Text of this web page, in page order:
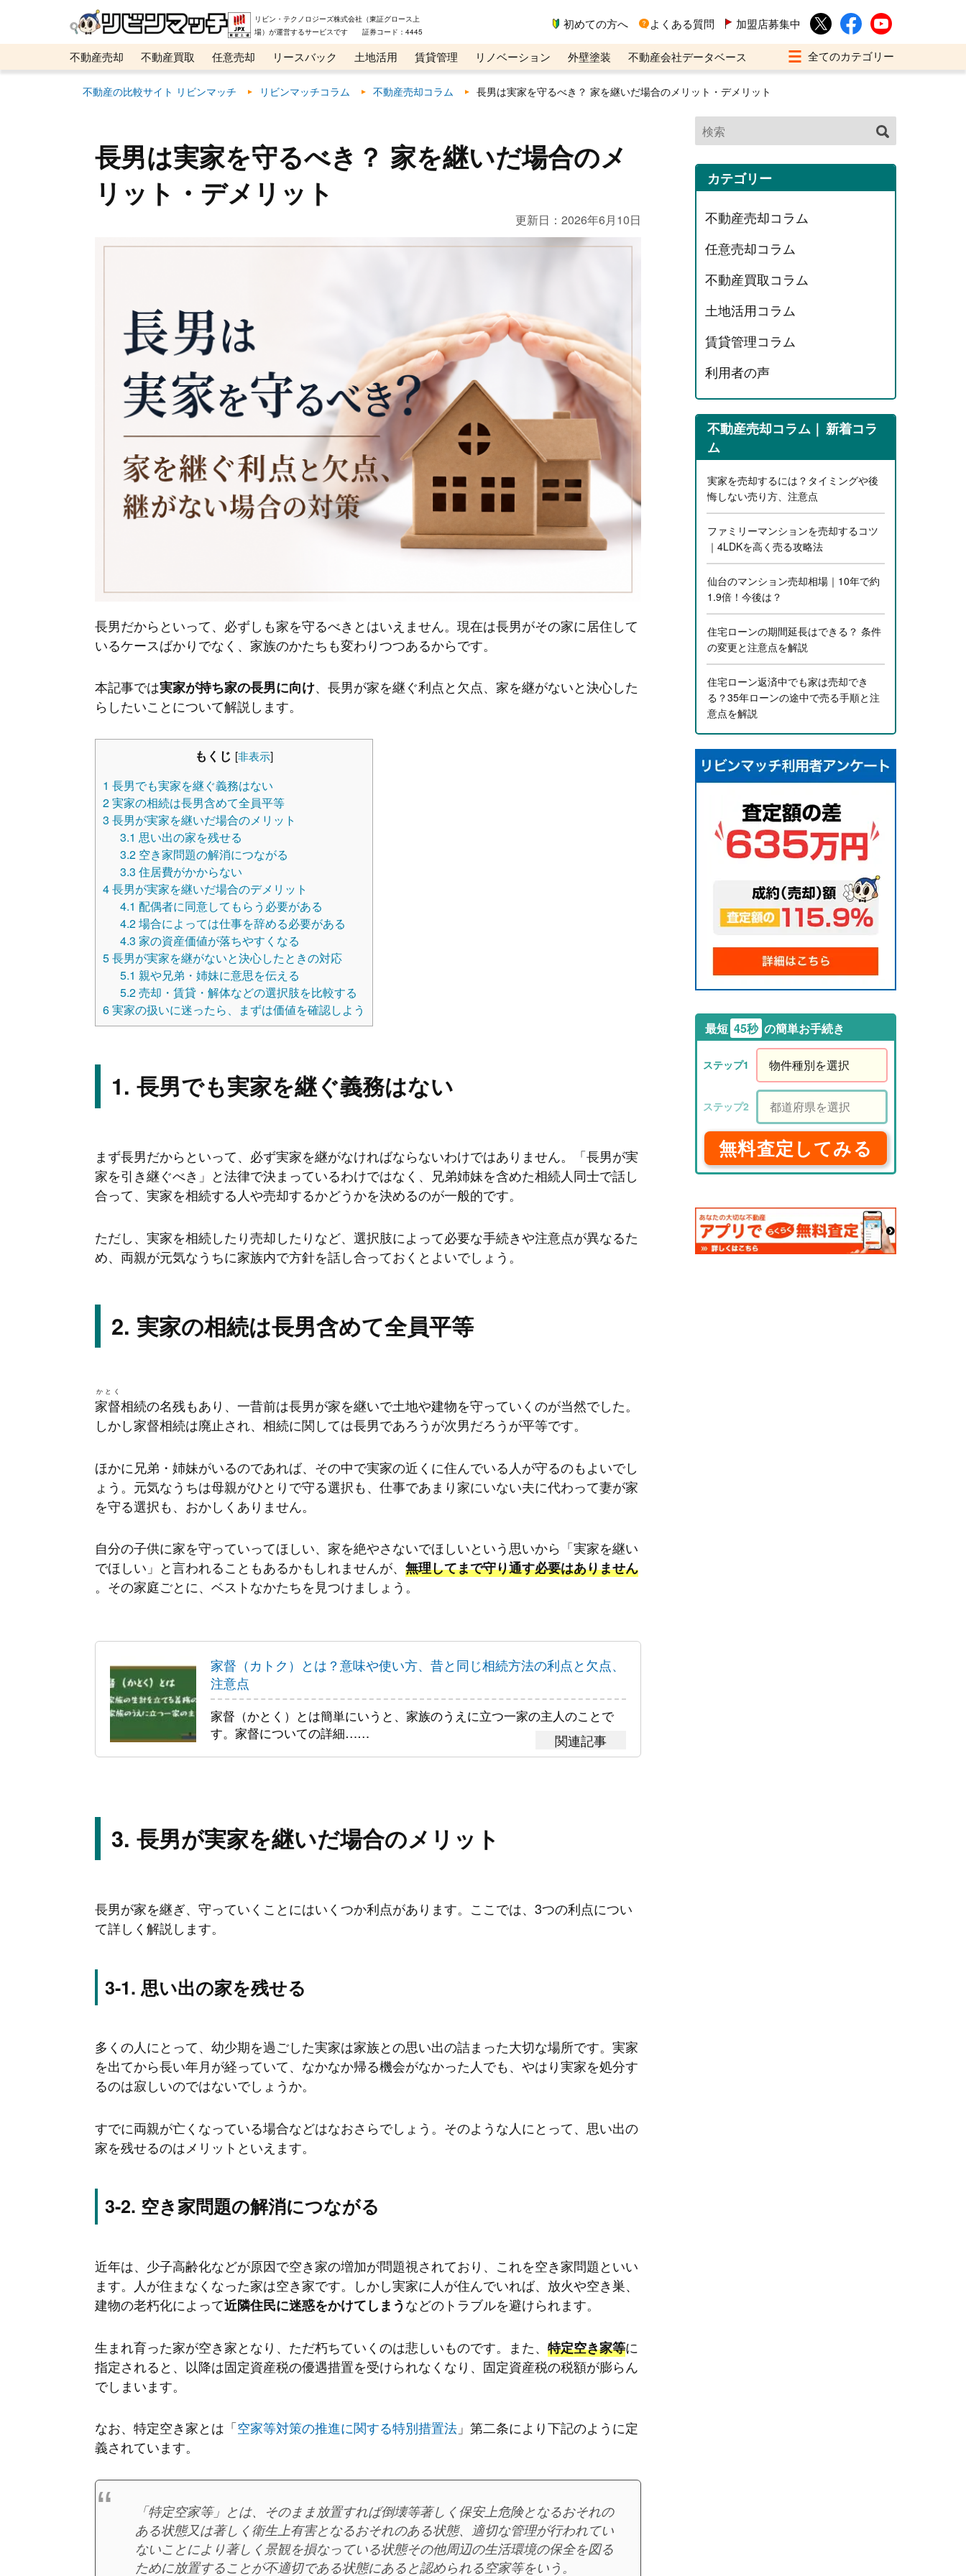
リビン・テクノロジーズ株式会社（東証グロース上
場）が運営するサービスです 証券コード：4445
初めての方へ よくある質問 加盟店募集中
不動産売却 不動産買取 任意売却 リースバック 土地活用 賃貸管理 リノベーション 外壁塗装
不動産会社データベース
メタ住宅展示場
ベスト不動産カンパニー オンライン講座 リビンマガジンBiz
不動産の比較サイト リビンマッチ リビンマッチコラム 不動産売却コラム 長男は実家を守るべき？ 家を継いだ場合のメリット・デメリット
長男は実家を守るべき？ 家を継いだ場合のメ
リット・デメリット
更新日： 2026年6月10日
長男だからといって、必ずしも家を守るべきとはいえません。現在は長男がその家に居住して
いるケースばかりでなく、家族のかたちも変わりつつあるからです。
本記事では実家が持ち家の長男に向け、長男が家を継ぐ利点と欠点、家を継がないと決心した
らしたいことについて解説します。
もくじ [非表示]
1 長男でも実家を継ぐ義務はない
2実家の相続は長男含めて全員平等
3 長男が実家を継いだ場合のメリット
3.1 思い出の家を残せる
3.2 空き家問題の解消につながる
3.3 住居費がかからない
4長男が実家を継いだ場合のデメリット
4.1 配偶者に同意してもらう必要がある
4.2場合によっては仕事を辞める必要がある
4.3 家の資産価値が落ちやすくなる
5長男が実家を継がないと決心したときの対応
5.1 親や兄弟・姉妹に意思を伝える
5.2売却・賃貸・解体などの選択肢を比較する
6実家の扱いに迷ったら、まずは価値を確認しよう
長男でも実家を継ぐ義務はない
まず長男だからといって、必ず実家を継がなければならないわけではありません。「長男が実
家を引き継ぐべき」と法律で決まっているわけではなく、兄弟姉妹を含めた相続人同士で話し
合って、実家を相続する人や売却するかどうかを決めるのが一般的です。
ただし、実家を相続したり売却したりなど、選択肢によって必要な手続きや注意点が異なるた
め、両親が元気なうちに家族内で方針を話し合っておくとよいでしょう。
実家の相続は長男含めて全員平等
家督
かとく
相続の名残もあり、一昔前は長男が家を継いで土地や建物を守っていくのが当然でした。
しかし家督相続は廃止され、相続に関しては長男であろうが次男だろうが平等です。
ほかに兄弟・姉妹がいるのであれば、その中で実家の近くに住んでいる人が守るのもよいでし
ょう。元気なうちは母親がひとりで守る選択も、仕事であまり家にいない夫に代わって妻が家
を守る選択も、おかしくありません。
自分の子供に家を守っていってほしい、家を絶やさないでほしいという思いから「実家を継い
でほしい」と言われることもあるかもしれませんが、 無理してまで守り通す必要はありません
。その家庭ごとに、ベストなかたちを見つけましょう。
家督（カトク）とは？意味や使い方、昔と同じ相続方法の利点と欠点、
注意点
家督（かとく）とは簡単にいうと、家族のうえに立つ一家の主人のことで
す。家督についての詳細……
長男が実家を継いだ場合のメリット
長男が家を継ぎ、守っていくことにはいくつか利点があります。ここでは、3つの利点につい
て詳しく解説します。
思い出の家を残せる
多くの人にとって、幼少期を過ごした実家は家族との思い出の詰まった大切な場所です。実家
を出てから長い年月が経っていて、なかなか帰る機会がなかった人でも、やはり実家を処分す
るのは寂しいのではないでしょうか。
すでに両親が亡くなっている場合などはなおさらでしょう。そのような人にとって、思い出の
家を残せるのはメリットといえます。
空き家問題の解消につながる
近年は、少子高齢化などが原因で空き家の増加が問題視されており、これを空き家問題といい
ます。人が住まなくなった家は空き家です。しかし実家に人が住んでいれば、放火や空き巣、
建物の老朽化によって近隣住民に迷惑をかけてしまうなどのトラブルを避けられます。
生まれ育った家が空き家となり、ただ朽ちていくのは悲しいものです。また、 特定空き家等に
指定されると、以降は固定資産税の優遇措置を受けられなくなり、固定資産税の税額が膨らん
でしまいます。
なお、特定空き家とは「空家等対策の推進に関する特別措置法 」第二条により下記のように定
義されています。
「特定空家等」とは、
そのまま放置すれば倒壊等著しく保安上危険となるおそれの
ある状態又は著しく衛生上有害となるおそれのある状態、適切な管理が行われてい
ないことにより著しく景観を損なっている状態その他周辺の生活環境の保全を図る
ために放置することが不適切である状態にあると認められる空家等をいう。
カテゴリー
不動産売却コラム
任意売却コラム
不動産買取コラム
土地活用コラム
賃貸管理コラム
利用者の声
不動産売却コラム
新着コラ
ム
実家を売却するには？タイミングや後
悔しない売り方、注意点
ファミリーマンションを売却するコツ
｜4LDKを高く売る攻略法
仙台のマンション売却相場｜10年で約
1.9倍！今後は？
住宅ローンの期間延長はできる？ 条件
の変更と注意点を解説
住宅ローン返済中でも家は売却でき
る？35年ローンの途中で売る手順と注
意点を解説
最短 45秒 の簡単お手続き
無料査定してみる